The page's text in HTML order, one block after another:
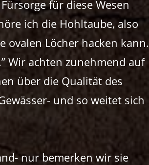
für diese Wesen
ich die Hohltaube, also
ovalen Löcher hacken kann.
Wir achten zunehmend auf
über die Qualität des
und so weitet sich
nur bemerken wir sie